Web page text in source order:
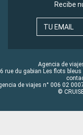
Recibe
TU EMAIL
Agencia de
rue du gabian Les flots
de viajes n° 006 02
©